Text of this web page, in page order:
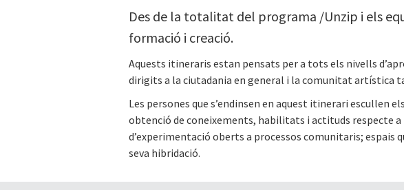
Des de la totalitat del programa /Unzip i els
formació i creació.
Aquests itineraris estan pensats per a tots els nivells
dirigits a la ciutadania en general i la comunitat artística
Les persones que s’endinsen en aquest itinerari escullen
obtenció de coneixements, habilitats i actituds respecte
d’experimentació oberts a processos comunitaris; espais
seva hibridació.